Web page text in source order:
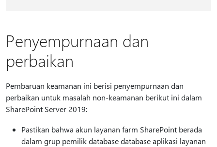
Penyempurnaan dan
perbaikan
Pembaruan keamanan ini berisi penyempurnaan dan
perbaikan untuk masalah non-keamanan berikut ini dalam
SharePoint Server 2019:
Pastikan bahwa akun layanan farm SharePoint berada
dalam grup pemilik database database aplikasi layanan